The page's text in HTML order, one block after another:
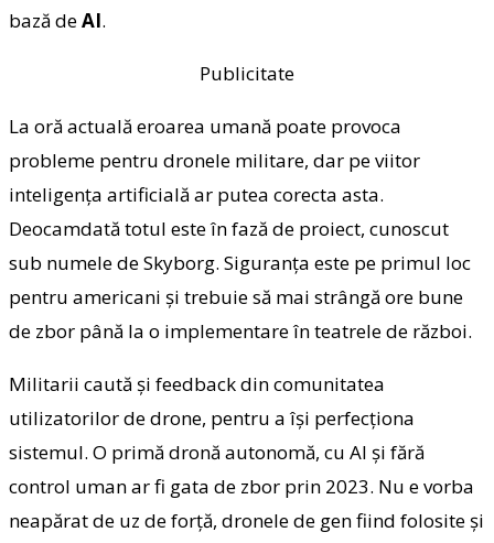
bază deAI.
Publicitate
La oră actuală eroarea umană poate provoca
probleme pentru dronele militare, dar pe viitor
inteligența artificială ar putea corecta asta.
Deocamdată totul este în fază de proiect, cunoscut
sub numele de Skyborg. Siguranța este pe primul loc
pentru americani și trebuie să mai strângă ore bune
de zbor până la o implementare în teatrele de război.
Militarii caută și feedback din comunitatea
utilizatorilor de drone, pentru a își perfecționa
sistemul. O primă dronă autonomă, cu AI și fără
control uman ar fi gata de zbor prin 2023. Nu e vorba
neapărat de uz de forță, dronele de gen fiind folosite și